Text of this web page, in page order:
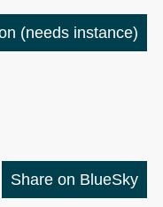
(needs instance)
Share on BlueSky